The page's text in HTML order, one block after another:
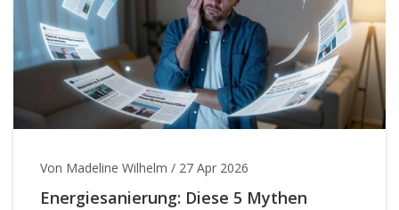
Von Madeline Wilhelm / 27 Apr 2026
Energiesanierung: Diese 5 Mythen